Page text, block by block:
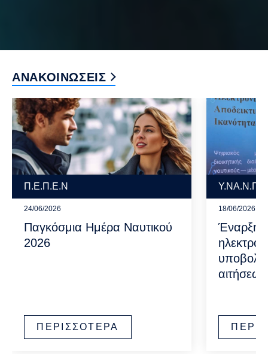
ΑΝΑΚΟΙΝΩΣΕΙΣ
Π.Ε.Π.Ε.Ν
24/06/2026
Παγκόσμια Ημέρα Ναυτικού
2026
ΠΕΡΙΣΣΟΤΕΡΑ
Υ.ΝΑ.Ν.Π.
18/06/2026
Έναρξη